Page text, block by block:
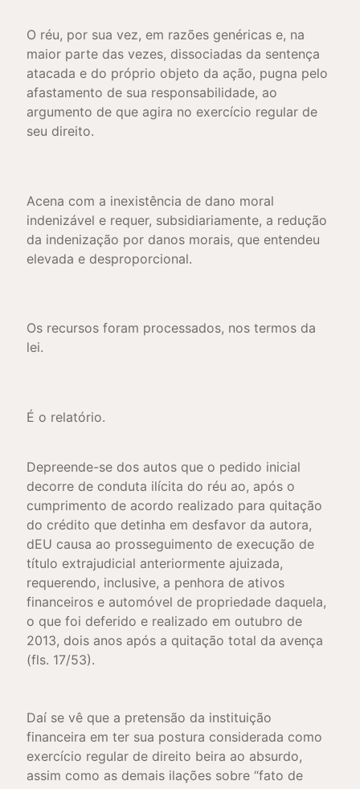
O réu, por sua vez, em razões genéricas e, na
maior parte das vezes, dissociadas da sentença
atacada e do próprio objeto da ação, pugna pelo
afastamento de sua responsabilidade, ao
argumento de que agira no exercício regular de
seu direito.
Acena com a inexistência de dano moral
indenizável e requer, subsidiariamente, a redução
da indenização por danos morais, que entendeu
elevada e desproporcional.
Os recursos foram processados, nos termos da
lei.
É o relatório.
Depreende-se dos autos que o pedido inicial
decorre de conduta ilícita do réu ao, após o
cumprimento de acordo realizado para quitação
do crédito que detinha em desfavor da autora,
dEU causa ao prosseguimento de execução de
título extrajudicial anteriormente ajuizada,
requerendo, inclusive, a penhora de ativos
financeiros e automóvel de propriedade daquela,
o que foi deferido e realizado em outubro de
2013, dois anos após a quitação total da avença
(fls. 17/53).
Daí se vê que a pretensão da instituição
financeira em ter sua postura considerada como
exercício regular de direito beira ao absurdo,
assim como as demais ilações sobre “fato de